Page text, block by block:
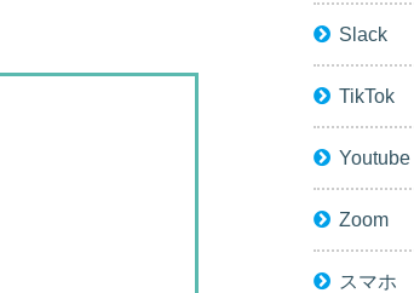
Slack
TikTok
Youtube
Zoom
スマホ